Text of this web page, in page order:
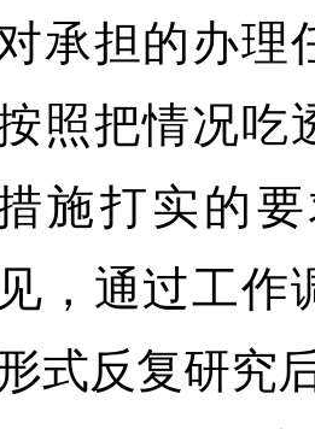
承担的办理
照把情况吃
施打实的
见，通过工作
式反复研究